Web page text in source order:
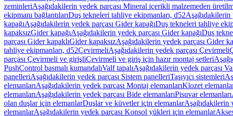
zeminleriAşağıdakilerin yedek parçası Mineral içerikli malzemeden
ekipmanı bağlantılarıDuş tekneleri tahliye ekipmanları, d52Aşağıdakilerin
kapağıAşağıdakilerin yedek parçası Gider kapağıDuş tekneleri tahliye
kapaksızGider kapağıAşağıdakilerin yedek parçası Gider kapağıDuş
parçası Gider kapaklıGider kapaksızAşağıdakilerin yedek parçası Gider
tahliye ekipmanları, d52ÇevirmeliAşağıdakilerin yedek parçası Çevirmeli
parçası Çevirmeli ve girişliÇevirmeli ve giriş için hazır montaj setleri
PushControl basmalı kumandalıValf tapalıAşağıdakilerin yedek parçası
panelleriAşağıdakilerin yedek parçası Sistem panelleriTaşıyıcı sistemleri
elemanlarıAşağıdakilerin yedek parçası Montaj elemanlarıKlozet
elemanlarıAşağıdakilerin yedek parçası Bide elemanlarıPisuvar elemanları
olan duşlar için elemanlarDuşlar ve küvetler için elemanlarAşağıdakilerin
elemanlarAşağıdakilerin yedek parçası Konsol yükleri için elemanlar